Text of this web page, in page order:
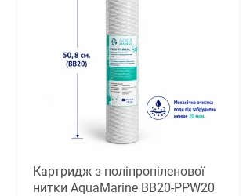
Картридж з поліпропіленової
нитки AquaMarine BB20-PPW20